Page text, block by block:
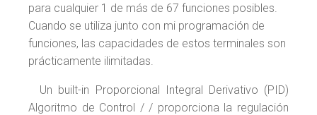
para cualquier 1 de más de 67 funciones posibles.
Cuando se utiliza junto con mi programación de
funciones, las capacidades de estos terminales son
prácticamente ilimitadas.
Un built-in Proporcional Integral Derivativo (PID)
Algoritmo de Control / / proporciona la regulación